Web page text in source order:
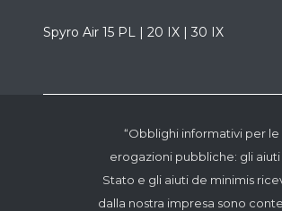
Spyro Air 15 PL | 20 IX | 30 IX
“Obblighi informativi per le
erogazioni pubbliche: gli aiuti
Stato e gli aiuti de minimis
dalla nostra impresa sono